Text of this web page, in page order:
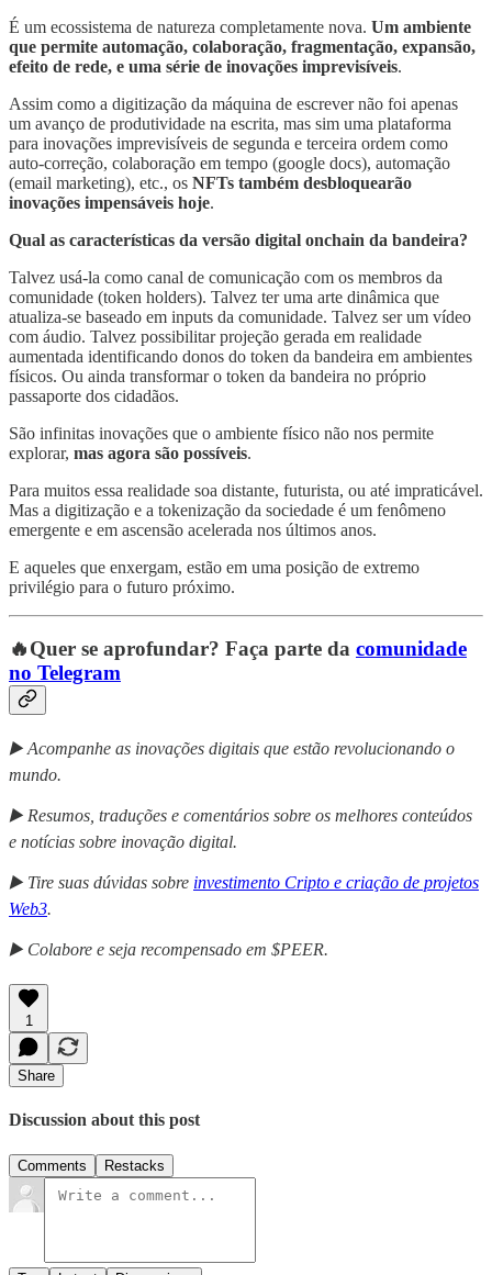
É um ecossistema de natureza completamente nova. Um ambiente
que permite automação, colaboração, fragmentação, expansão,
efeito de rede, e uma série de inovações imprevisíveis.
Assim como a digitização da máquina de escrever não foi apenas
um avanço de produtividade na escrita, mas sim uma plataforma
para inovações imprevisíveis de segunda e terceira ordem como
auto-correção, colaboração em tempo (google docs), automação
(email marketing), etc., os NFTs também desbloquearão
inovações impensáveis hoje.
Qual as características da versão digital onchain da bandeira?
Talvez usá-la como canal de comunicação com os membros da
comunidade (token holders). Talvez ter uma arte dinâmica que
atualiza-se baseado em inputs da comunidade. Talvez ser um vídeo
com áudio. Talvez possibilitar projeção gerada em realidade
aumentada identificando donos do token da bandeira em ambientes
físicos. Ou ainda transformar o token da bandeira no próprio
passaporte dos cidadãos.
São infinitas inovações que o ambiente físico não nos permite
explorar, mas agora são possíveis.
Para muitos essa realidade soa distante, futurista, ou até impraticável.
Mas a digitização e a tokenização da sociedade é um fenômeno
emergente e em ascensão acelerada nos últimos anos.
E aqueles que enxergam, estão em uma posição de extremo
privilégio para o futuro próximo.
🔥Quer se aprofundar? Faça parte da comunidade
no Telegram
▶️ Acompanhe as inovações digitais que estão revolucionando o
mundo.
▶️ Resumos, traduções e comentários sobre os melhores conteúdos
e notícias sobre inovação digital.
▶️ Tire suas dúvidas sobre investimento Cripto e criação de projetos
Web3.
▶️ Colabore e seja recompensado em $PEER.
1
Share
Discussion about this post
Comments Restacks